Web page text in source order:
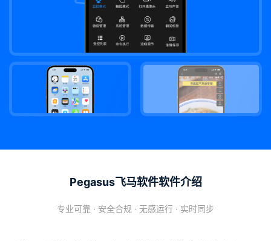
Pegasus飞马软件软件介绍
专业可靠 · 安全合规 · 无感运行 · 实时同步